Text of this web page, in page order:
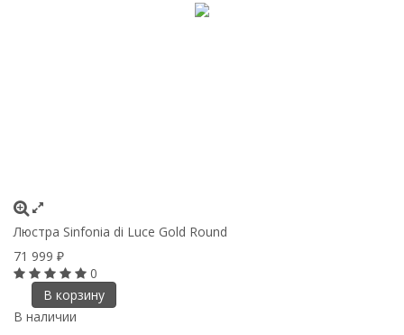
Люстра Sinfonia di Luce Gold Round
71 999 ₽
0
В корзину
В наличии